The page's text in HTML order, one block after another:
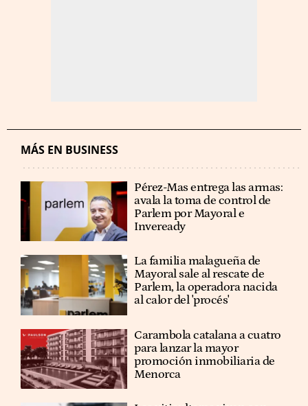
MÁS EN BUSINESS
Pérez-Mas entrega las armas:
avala la toma de control de
Parlem por Mayoral e
Inveready
La familia malagueña de
Mayoral sale al rescate de
Parlem, la operadora nacida
al calor del 'procés'
Carambola catalana a cuatro
para lanzar la mayor
promoción inmobiliaria de
Menorca